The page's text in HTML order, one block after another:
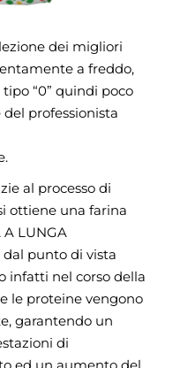
dei migliori
a freddo,
“0” quindi poco
professionista
al processo di
ottiene una farina
LUNGA
dal punto di vista
infatti nel corso della
le proteine vengono
garantendo un
di